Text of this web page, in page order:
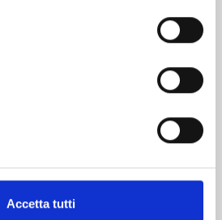
Accetta tutti
Mostra tutto